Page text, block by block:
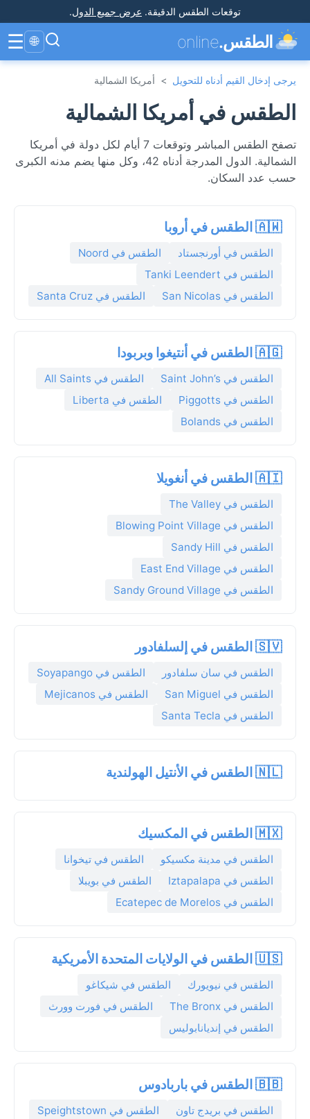
توقعات الطقس الدقيقة. عرض جميع الدول.
الطقس.online
🌐
☰
يرجى إدخال القيم أدناه للتحويل > أمريكا الشمالية
الطقس في أمريكا الشمالية
تصفح الطقس المباشر وتوقعات 7 أيام لكل دولة في أمريكا
الشمالية. الدول المدرجة أدناه 42، وكل منها يضم مدنه الكبرى
حسب عدد السكان.
🇦🇼 الطقس في أروبا
الطقس في أورنجستاد
الطقس في Noord
الطقس في Tanki Leendert
الطقس في San Nicolas
الطقس في Santa Cruz
🇦🇬 الطقس في أنتيغوا وبربودا
الطقس في Saint John’s
الطقس في All Saints
الطقس في Piggotts
الطقس في Liberta
الطقس في Bolands
🇦🇮 الطقس في أنغويلا
الطقس في The Valley
الطقس في Blowing Point Village
الطقس في Sandy Hill
الطقس في East End Village
الطقس في Sandy Ground Village
🇸🇻 الطقس في إلسلفادور
الطقس في سان سلفادور
الطقس في Soyapango
الطقس في San Miguel
الطقس في Mejicanos
الطقس في Santa Tecla
🇳🇱 الطقس في الأنتيل الهولندية
🇲🇽 الطقس في المكسيك
الطقس في مدينة مكسيكو
الطقس في تيخوانا
الطقس في Iztapalapa
الطقس في بويبلا
الطقس في Ecatepec de Morelos
🇺🇸 الطقس في الولايات المتحدة الأمريكية
الطقس في نيويورك
الطقس في شيكاغو
الطقس في The Bronx
الطقس في فورت وورث
الطقس في إنديانابوليس
🇧🇧 الطقس في باربادوس
الطقس في بريدج تاون
الطقس في Speightstown